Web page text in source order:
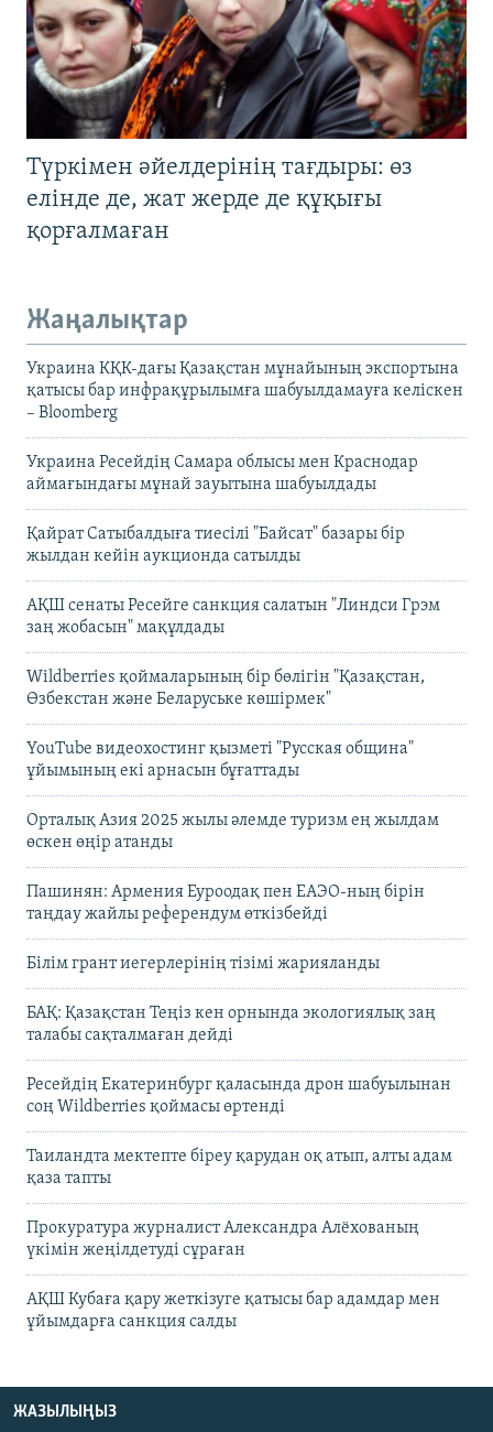
Түркімен әйелдерінің тағдыры: өз
елінде де, жат жерде де құқығы
қорғалмаған
Жаңалықтар
Украина КҚК-дағы Қазақстан мұнайының экспортына
қатысы бар инфрақұрылымға шабуылдамауға келіскен
– Bloomberg
Украина Ресейдің Самара облысы мен Краснодар
аймағындағы мұнай зауытына шабуылдады
Қайрат Сатыбалдыға тиесілі "Байсат" базары бір
жылдан кейін аукционда сатылды
АҚШ сенаты Ресейге санкция салатын "Линдси Грэм
заң жобасын" мақұлдады
Wildberries қоймаларының бір бөлігін "Қазақстан,
Өзбекстан және Беларуське көшірмек"
YouTube видеохостинг қызметі "Русская община"
ұйымының екі арнасын бұғаттады
Орталық Азия 2025 жылы әлемде туризм ең жылдам
өскен өңір атанды
Пашинян: Армения Еуроодақ пен ЕАЭО-ның бірін
таңдау жайлы референдум өткізбейді
Білім грант иегерлерінің тізімі жарияланды
БАҚ: Қазақстан Теңіз кен орнында экологиялық заң
талабы сақталмаған дейді
Ресейдің Екатеринбург қаласында дрон шабуылынан
соң Wildberries қоймасы өртенді
Таиландта мектепте біреу қарудан оқ атып, алты адам
қаза тапты
Прокуратура журналист Александра Алёхованың
үкімін жеңілдетуді сұраған
АҚШ Кубаға қару жеткізуге қатысы бар адамдар мен
ұйымдарға санкция салды
ЖАЗЫЛЫҢЫЗ